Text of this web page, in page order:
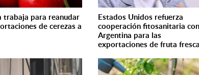
trabaja para reanudar
de cerezas a
Estados Unidos refuerza
cooperación fitosanitaria con
Argentina para las
exportaciones de fruta fresca